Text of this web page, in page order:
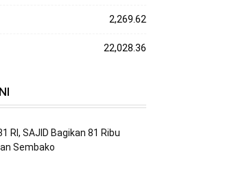
2,269.62
22,028.36
RI, SAJID Bagikan 81 Ribu
Sembako